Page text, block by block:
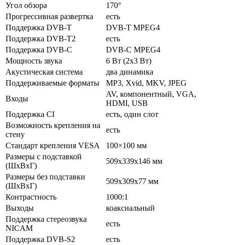
Угол обзора
170°
Прогрессивная развертка
есть
Поддержка DVB-T
DVB-T MPEG4
Поддержка DVB-T2
есть
Поддержка DVB-C
DVB-C MPEG4
Мощность звука
6 Вт (2х3 Вт)
Акустическая система
два динамика
Поддерживаемые форматы
MP3, Xvid, MKV, JPEG
Входы
AV, компонентный, VGA,
HDMI, USB
Поддержка CI
есть, один слот
Возможность крепления на
стену
есть
Стандарт крепления VESA
100×100 мм
Размеры с подставкой
(ШxВxГ)
509x339x146 мм
Размеры без подставки
(ШxВxГ)
509x309x77 мм
Контрастность
1000:1
Выходы
коаксиальный
Поддержка стереозвука
NICAM
есть
Поддержка DVB-S2
есть